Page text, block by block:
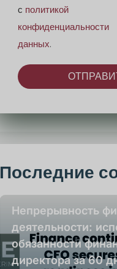
с политикой
конфиденциальности
данных.
Последние
Непрерывность
деятельности:
обязанности
директора за 60